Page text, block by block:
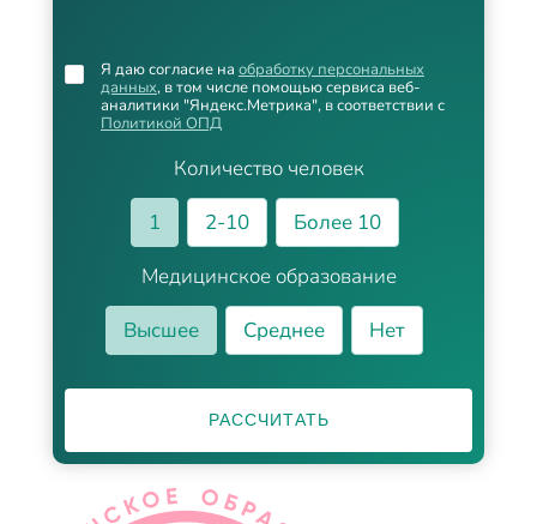
Количество человек
1
2-10
Более 10
Медицинское образование
Высшее
Среднее Нет
Я даю согласие на обработку персональных
данных, в том числе помощью сервиса веб-
аналитики "Яндекс.Метрика", в соответствии с
Политикой ОПД
РАССЧИТАТЬ